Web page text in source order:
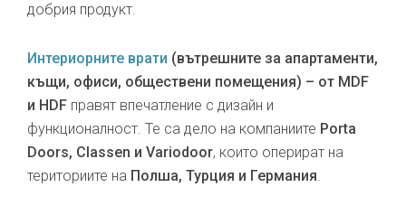
добрия продукт.
Интериорните врати (вътрешните за апартаменти,
къщи, офиси, обществени помещения) – от MDF
и HDF правят впечатление с дизайн и
функционалност. Те са дело на компаниите Porta
Doors, Classen и Variodoor, които оперират на
териториите на Полша, Турция и Германия